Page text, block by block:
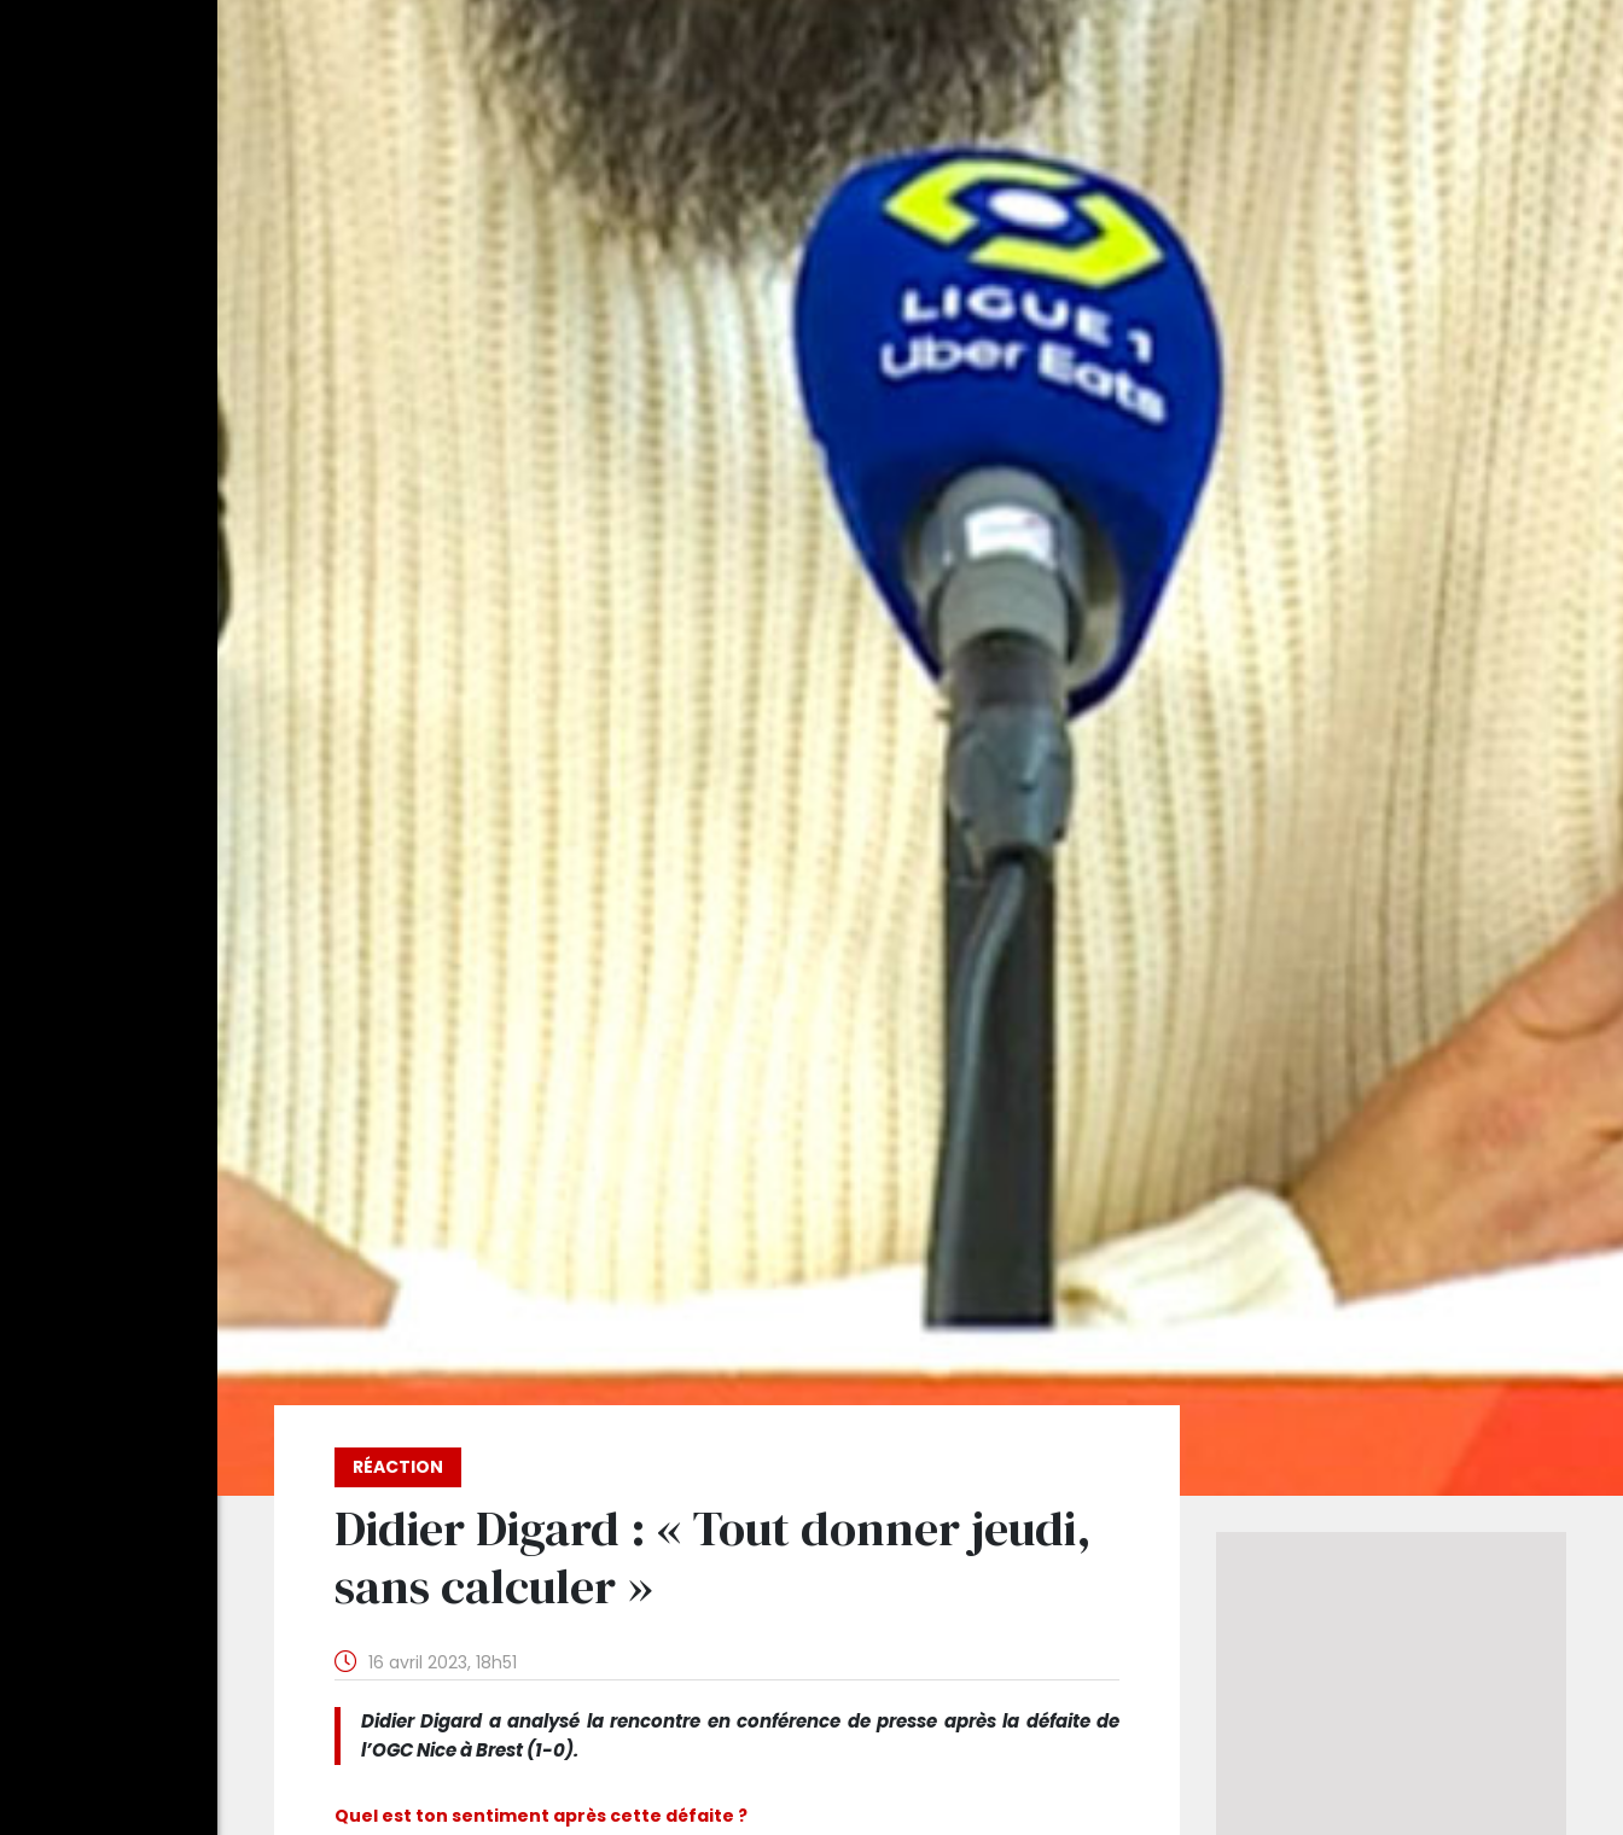
RÉACTION
Didier Digard : « Tout donner jeudi,
sans calculer »
16 avril 2023, 18h51
Didier Digard a analysé la rencontre en conférence de presse après la défaite de
l’OGC Nice à Brest (1-0).
Quel est ton sentiment après cette défaite ?